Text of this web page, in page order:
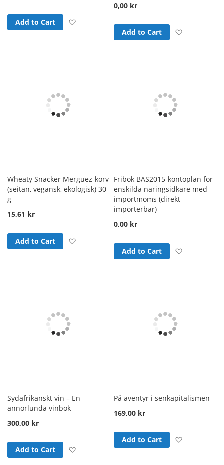
Add to Cart
0,00 kr
Add to Cart
Wheaty Snacker Merguez-korv
(seitan, vegansk, ekologisk) 30
g
15,61 kr
Add to Cart
Fribok BAS2015-kontoplan för
enskilda näringsidkare med
importmoms (direkt
importerbar)
0,00 kr
Add to Cart
Sydafrikanskt vin – En
annorlunda vinbok
300,00 kr
Add to Cart Add to Wish List
På äventyr i senkapitalismen
169,00 kr
Add to Cart